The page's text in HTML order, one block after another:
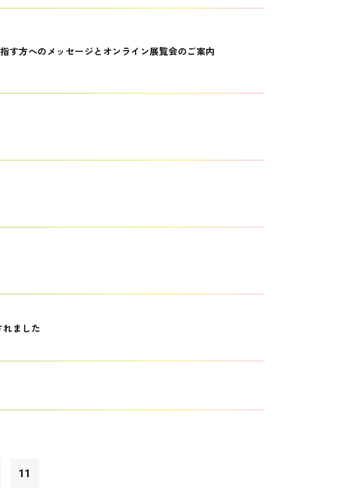
す方へのメッセージとオンライン展覧会のご案内
ました
11